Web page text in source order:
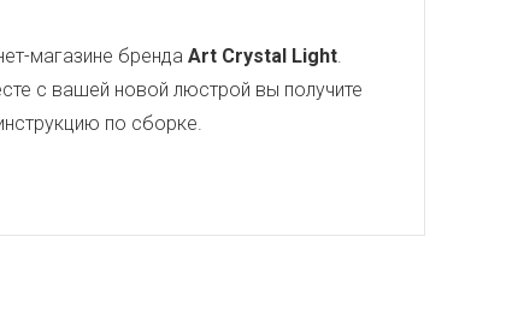
магазине бренда Art Crystal Light.
с вашей новой люстрой вы получите
по сборке.